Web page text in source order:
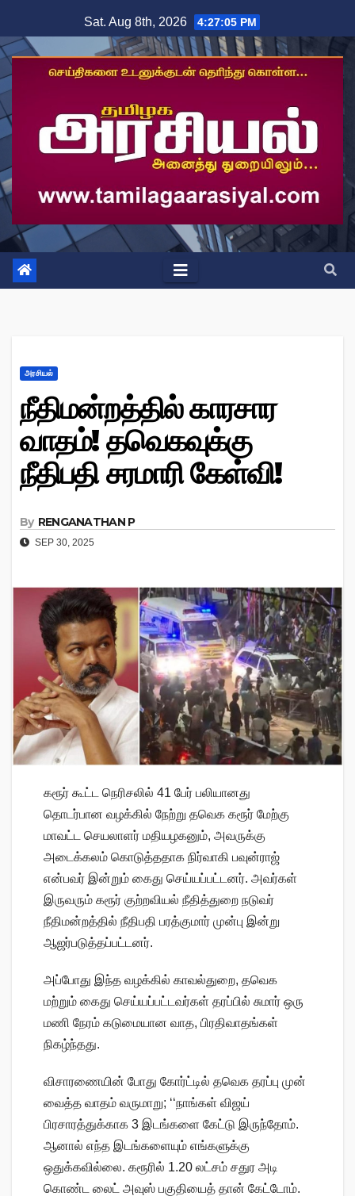
to
content
Sat. Aug 8th, 2026 4:27:05 PM
அரசியல்
நீதிமன்றத்தில் காரசார
வாதம்! தவெகவுக்கு
நீதிபதி சரமாரி கேள்வி!
By RENGANATHAN P
SEP 30, 2025
கரூர் கூட்ட நெரிசலில் 41 பேர் பலியானது
தொடர்பான வழக்கில் நேற்று தவெக கரூர் மேற்கு
மாவட்ட செயலாளர் மதியழகனும், அவருக்கு
அடைக்கலம் கொடுத்ததாக நிர்வாகி பவுன்ராஜ்
என்பவர் இன்றும் கைது செய்யப்பட்டனர். அவர்கள்
இருவரும் கரூர் குற்றவியல் நீதித்துறை நடுவர்
நீதிமன்றத்தில் நீதிபதி பரத்குமார் முன்பு இன்று
ஆஜர்படுத்தப்பட்டனர்.
அப்போது இந்த வழக்கில் காவல்துறை, தவெக
மற்றும் கைது செய்யப்பட்டவர்கள் தரப்பில் சுமார் ஒரு
மணி நேரம் கடுமையான வாத, பிரதிவாதங்கள்
நிகழ்ந்தது.
விசாரணையின் போது கோர்ட்டில் தவெக தரப்பு முன்
வைத்த வாதம் வருமாறு; ‘‘நாங்கள் விஜய்
பிரசாரத்துக்காக 3 இடங்களை கேட்டு இருந்தோம்.
ஆனால் எந்த இடங்களையும் எங்களுக்கு
ஒதுக்கவில்லை. கரூரில் 1.20 லட்சம் சதுர அடி
கொண்ட லைட் அவுஸ் பகுதியைத் தான் கேட்டோம்.